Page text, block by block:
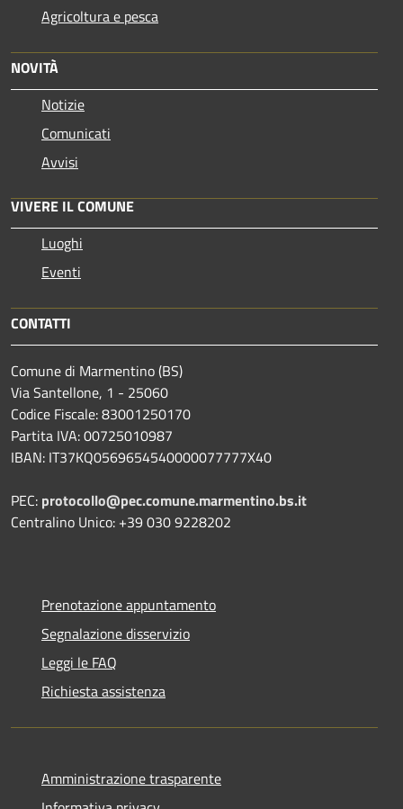
Agricoltura e pesca
NOVITÀ
Notizie
Comunicati
Avvisi
VIVERE IL COMUNE
Luoghi
Eventi
CONTATTI
Comune di Marmentino (BS)
Via Santellone, 1 - 25060
Codice Fiscale: 83001250170
Partita IVA: 00725010987
IBAN: IT37KQ0569654540000077777X40
PEC: protocollo@pec.comune.marmentino.bs.it
Centralino Unico: +39 030 9228202
Prenotazione appuntamento
Segnalazione disservizio
Leggi le FAQ
Richiesta assistenza
Amministrazione trasparente